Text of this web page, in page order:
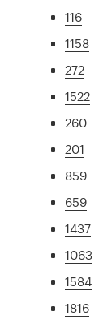
116
1158
272
1522
260
201
859
659
1437
1063
1584
1816